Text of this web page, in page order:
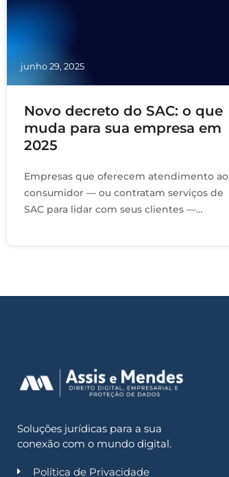
junho 29, 2025
Novo decreto do SAC: o que
muda para sua empresa em
2025
Empresas que oferecem atendimento ao
consumidor — ou contratam serviços de
SAC para lidar com seus clientes —
Soluções jurídicas para a sua
conexão com o mundo digital.
Política de Privacidade